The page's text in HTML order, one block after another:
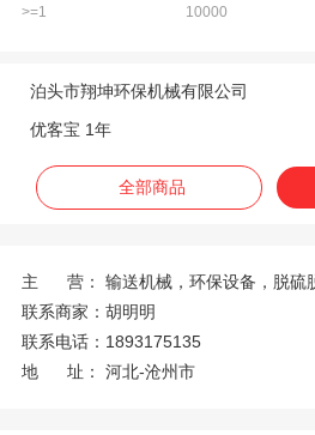
>=1 10000
泊头市翔坤环保机械有限公司
优客宝 1年
全部商品
主 营：
输送机械，环保设备，脱硫
联系商家： 胡明明
联系电话： 1893175135
地 址：
河北-沧州市